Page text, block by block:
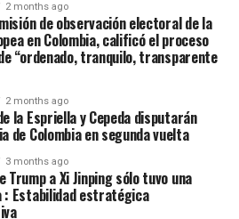
2 months ago
de observación electoral de la
en Colombia, calificó el proceso
“ordenado, tranquilo, transparente
2 months ago
la Espriella y Cepeda disputarán
de Colombia en segunda vuelta
3 months ago
Trump a Xi Jinping sólo tuvo una
: Estabilidad estratégica